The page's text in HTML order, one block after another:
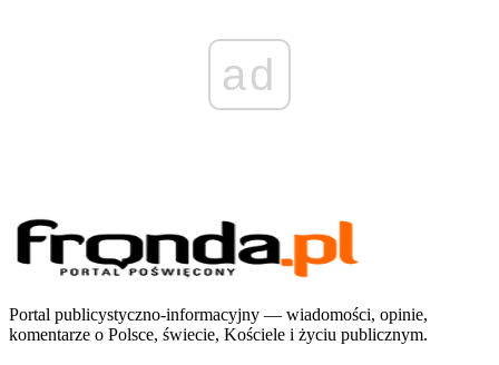
ad
Portal publicystyczno-informacyjny — wiadomości, opinie,
komentarze o Polsce, świecie, Kościele i życiu publicznym.